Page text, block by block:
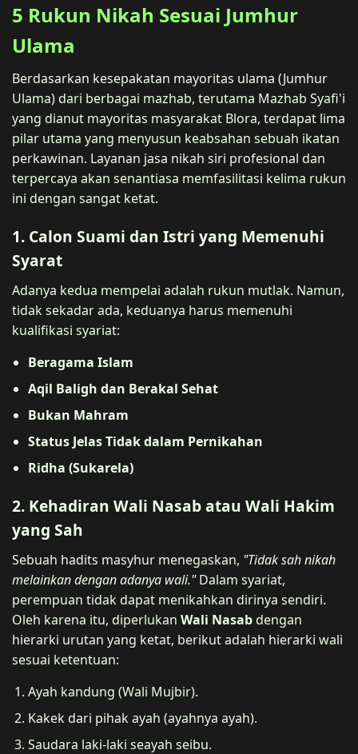
5 Rukun Nikah Sesuai Jumhur
Ulama
Berdasarkan kesepakatan mayoritas ulama (Jumhur
Ulama) dari berbagai mazhab, terutama Mazhab Syafi'i
yang dianut mayoritas masyarakat Blora, terdapat lima
pilar utama yang menyusun keabsahan sebuah ikatan
perkawinan. Layanan jasa nikah siri profesional dan
terpercaya akan senantiasa memfasilitasi kelima rukun
ini dengan sangat ketat.
1. Calon Suami dan Istri yang Memenuhi
Syarat
Adanya kedua mempelai adalah rukun mutlak. Namun,
tidak sekadar ada, keduanya harus memenuhi
kualifikasi syariat:
Beragama Islam
Aqil Baligh dan Berakal Sehat
Bukan Mahram
Status Jelas Tidak dalam Pernikahan
Ridha (Sukarela)
2. Kehadiran Wali Nasab atau Wali Hakim
yang Sah
Sebuah hadits masyhur menegaskan, "Tidak sah nikah
melainkan dengan adanya wali."Dalam syariat,
perempuan tidak dapat menikahkan dirinya sendiri.
Oleh karena itu, diperlukan Wali Nasabdengan
hierarki urutan yang ketat, berikut adalah hierarki wali
sesuai ketentuan:
Ayah kandung (Wali Mujbir).
Kakek dari pihak ayah (ayahnya ayah).
Saudara laki-laki seayah seibu.